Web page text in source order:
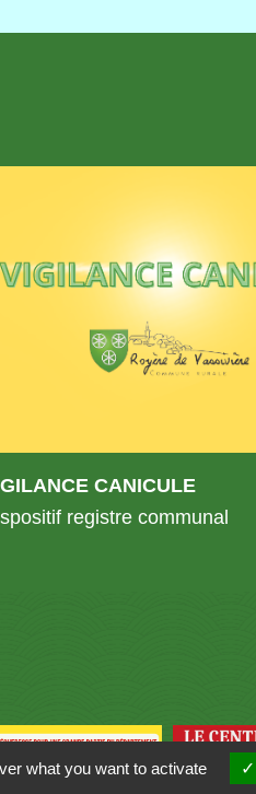
CANICULE
registre communal
what you want to activate